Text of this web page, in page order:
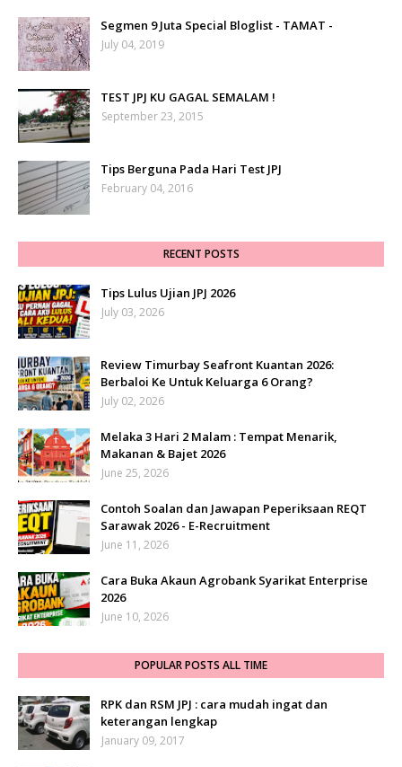
Segmen 9 Juta Special Bloglist - TAMAT -
July 04, 2019
TEST JPJ KU GAGAL SEMALAM !
September 23, 2015
Tips Berguna Pada Hari Test JPJ
February 04, 2016
RECENT POSTS
Tips Lulus Ujian JPJ 2026
July 03, 2026
Review Timurbay Seafront Kuantan 2026:
Berbaloi Ke Untuk Keluarga 6 Orang?
July 02, 2026
Melaka 3 Hari 2 Malam : Tempat Menarik,
Makanan & Bajet 2026
June 25, 2026
Contoh Soalan dan Jawapan Peperiksaan REQT
Sarawak 2026 - E-Recruitment
June 11, 2026
Cara Buka Akaun Agrobank Syarikat Enterprise
2026
June 10, 2026
POPULAR POSTS ALL TIME
RPK dan RSM JPJ : cara mudah ingat dan
keterangan lengkap
January 09, 2017